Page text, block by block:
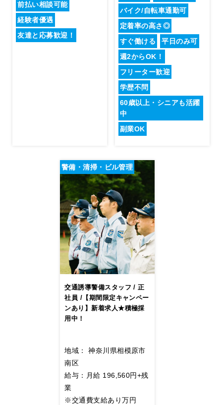
前払い相談可能
経験者優遇
友達と応募歓迎！
バイク/自転車通勤可
定着率の高さ◎
すぐ働ける
平日のみ可
週2からOK！
フリーター歓迎
学歴不問
60歳以上・シニアも活躍
中
副業OK
警備・清掃・ビル管理
交通誘導警備スタッフ / 正
社員 /【期間限定キャンペー
ンあり】新着求人★積極採
用中！
地域： 神奈川県相模原市
南区
給与：月給 196,560円+残
業
※交通費支給あり万円